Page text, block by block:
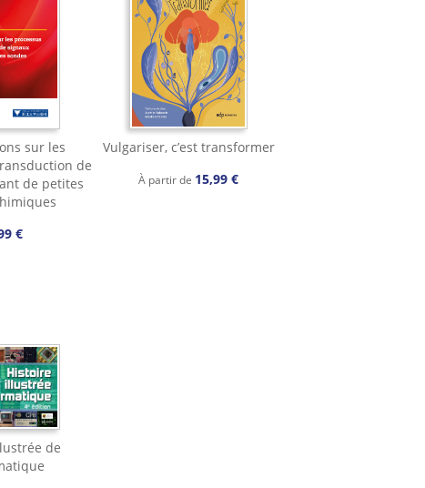
sur les
de
de petites
€
Vulgariser, c’est transformer
À partir de 15,99 €
de